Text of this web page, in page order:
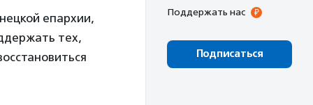
епархии,
тех,
Поддержать нас
Подписаться